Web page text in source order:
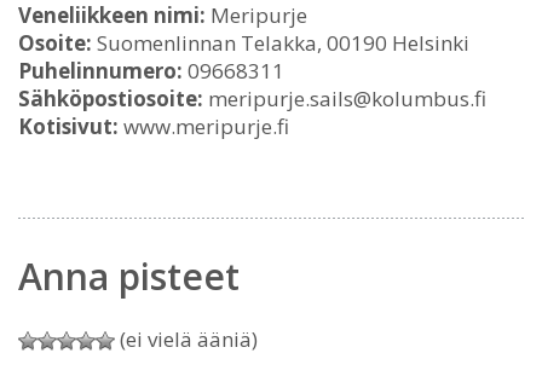
Veneliikkeen nimi: Meripurje
Osoite: Suomenlinnan Telakka, 00190 Helsinki
Puhelinnumero: 09668311
Sähköpostiosoite: meripurje.sails@kolumbus.fi
Kotisivut: www.meripurje.fi
Anna pisteet
(ei vielä ääniä)